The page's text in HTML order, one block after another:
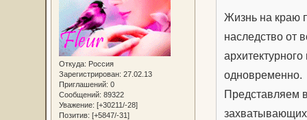
Откуда: Россия
Зарегистрирован: 27.02.13
Приглашений: 0
Сообщений: 89322
Уважение: [+30211/-28]
Позитив: [+5847/-31]
Жизнь на краю
наследство от
одновременно.
Представляем